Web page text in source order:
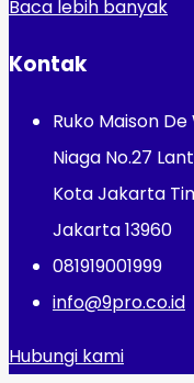
Baca lebih banyak
Kontak
Ruko Maison
Niaga No.27
Kota Jakarta
Jakarta 13960
081919001999
info@9pro.co.id
Hubungi kami